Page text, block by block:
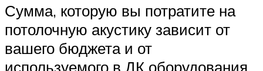
Сумма, которую вы потратите на
потолочную акустику зависит от
вашего бюджета и от
используемого в ДК оборудования.